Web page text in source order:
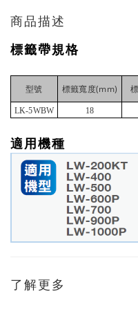
商品描述
標籤帶規格
型號 標籤寬度(mm)
LK-5WBW 18
適用機種
了解更多